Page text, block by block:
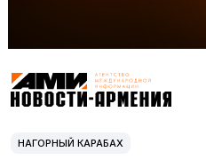
НАГОРНЫЙ КАРАБАХ